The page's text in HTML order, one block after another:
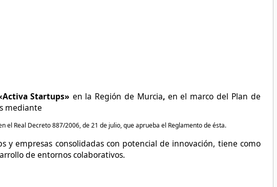
Startups» en la Región de Murcia,en el marco del Plan de
mediante
el Real Decreto 887/2006, de 21 de julio, que aprueba el Reglamento de ésta.
empresas consolidadas con potencial de innovación, tiene como
de entornos colaborativos.